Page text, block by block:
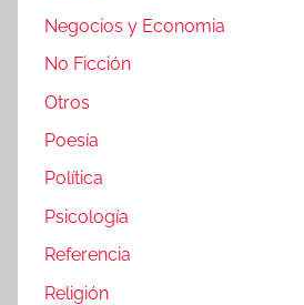
Negocios y Economia
No Ficción
Otros
Poesía
Política
Psicología
Referencia
Religión